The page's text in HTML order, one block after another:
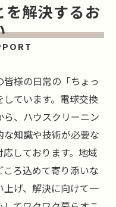
を解決するお
様の日常の「ちょっ
ています。電球交換
、ハウスクリーニン
知識や技術が必要な
しております。地域
ろ込めて寄り添いな
げ、解決に向けて一